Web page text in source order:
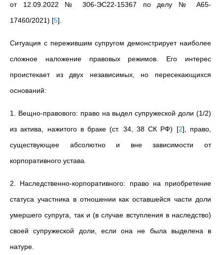
от 12.09.2022 № 306-ЭС22-15367 по делу № А65-
17460/2021) [5]
Ситуация с пережившим супругом демонстрирует наиболее
сложное наложение правовых режимов. Его интерес
проистекает из двух независимых, но пересекающихся
оснований:
1. Вещно-правового: право на выдел супружеской доли (1/2)
из актива, нажитого в браке (ст. 34, 38 СК РФ) [2] , право,
существующее абсолютно и вне зависимости от
корпоративного устава
2. Наследственно-корпоративного:
право на приобретение
статуса участника в отношении как оставшейся части доли
умершего супруга, так и (в случае вступления в наследство)
своей супружеской доли, если она не была выделена в
натуре.